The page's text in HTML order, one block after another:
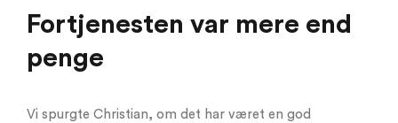
Fortjenesten var mere end
penge
Vi spurgte Christian, om det har været en god